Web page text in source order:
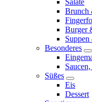
Salate
Brunch
Burger
Besonderes
Süßes
expand
child
menu
Eis
Dessert